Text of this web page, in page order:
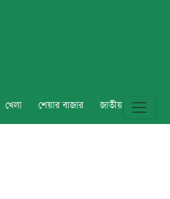
খেলা শেয়ার বাজার জাতীয় বিশ্ব